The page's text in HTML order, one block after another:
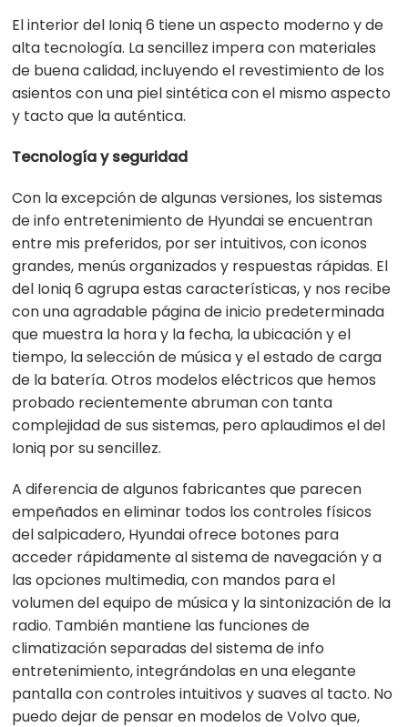
El interior del Ioniq 6 tiene un aspecto moderno y de
alta tecnología. La sencillez impera con materiales
de buena calidad, incluyendo el revestimiento de los
asientos con una piel sintética con el mismo aspecto
y tacto que la auténtica.
Tecnología y seguridad
Con la excepción de algunas versiones, los sistemas
de info entretenimiento de Hyundai se encuentran
entre mis preferidos, por ser intuitivos, con iconos
grandes, menús organizados y respuestas rápidas. El
del Ioniq 6 agrupa estas características, y nos recibe
con una agradable página de inicio predeterminada
que muestra la hora y la fecha, la ubicación y el
tiempo, la selección de música y el estado de carga
de la batería. Otros modelos eléctricos que hemos
probado recientemente abruman con tanta
complejidad de sus sistemas, pero aplaudimos el del
Ioniq por su sencillez.
A diferencia de algunos fabricantes que parecen
empeñados en eliminar todos los controles físicos
del salpicadero, Hyundai ofrece botones para
acceder rápidamente al sistema de navegación y a
las opciones multimedia, con mandos para el
volumen del equipo de música y la sintonización de la
radio. También mantiene las funciones de
climatización separadas del sistema de info
entretenimiento, integrándolas en una elegante
pantalla con controles intuitivos y suaves al tacto. No
puedo dejar de pensar en modelos de Volvo que,